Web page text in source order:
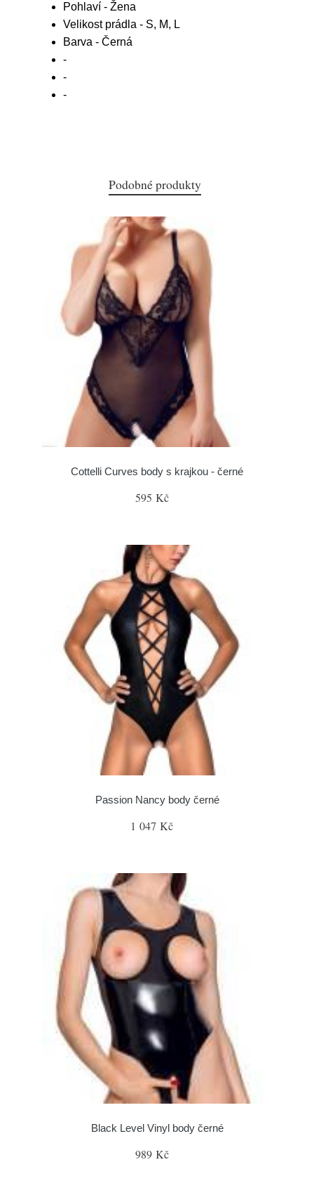
Pohlaví - Žena
Velikost prádla - S, M, L
Barva - Černá
-
-
-
Podobné produkty
Cottelli Curves body s krajkou - černé
595 Kč
Passion Nancy body černé
1 047 Kč
Black Level Vinyl body černé
989 Kč